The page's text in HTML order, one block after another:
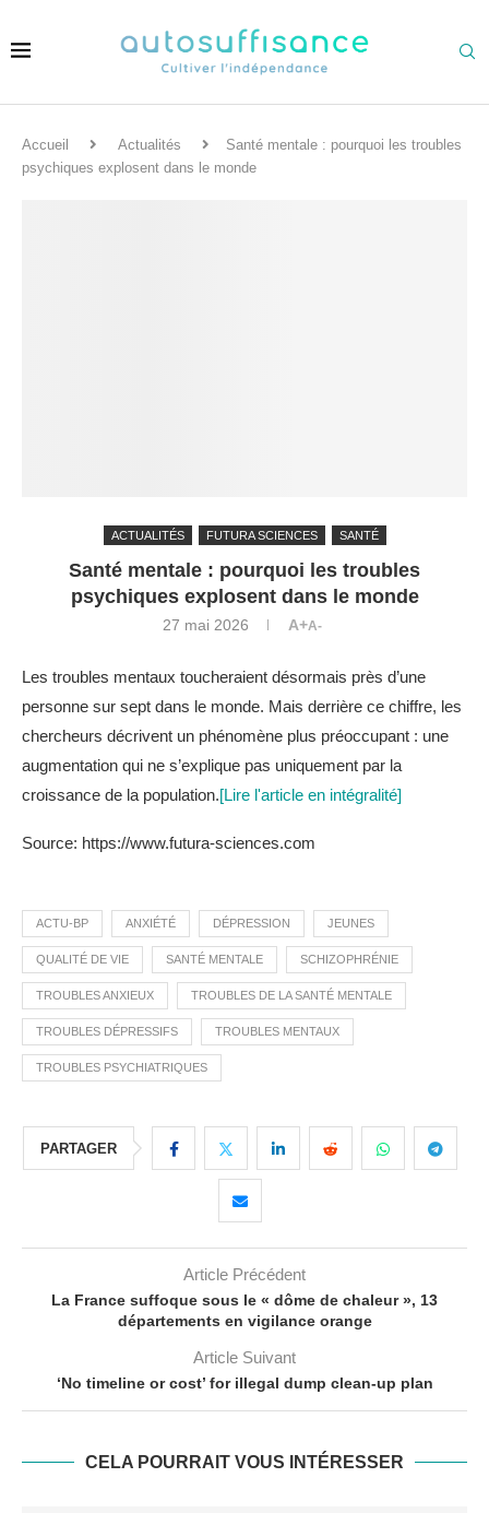
Accueil Actualités
Santé mentale : pourquoi les troubles
psychiques explosent dans le monde
ACTUALITÉS FUTURA SCIENCES SANTÉ
Santé mentale : pourquoi les troubles
psychiques explosent dans le monde
27 mai 2026 A+A-
Les troubles mentaux toucheraient désormais près d’une
personne sur sept dans le monde. Mais derrière ce chiffre, les
chercheurs décrivent un phénomène plus préoccupant : une
augmentation qui ne s’explique pas uniquement par la
croissance de la population.[Lire l'article en intégralité]
Source: https://www.futura-sciences.com
ACTU-BP ANXIÉTÉ DÉPRESSION JEUNES
QUALITÉ DE VIE SANTÉ MENTALE SCHIZOPHRÉNIE
TROUBLES ANXIEUX TROUBLES DE LA SANTÉ MENTALE
TROUBLES DÉPRESSIFS TROUBLES MENTAUX
TROUBLES PSYCHIATRIQUES
PARTAGER
Article Précédent
La France suffoque sous le « dôme de chaleur », 13
départements en vigilance orange
Article Suivant
‘No timeline or cost’ for illegal dump clean-up plan
CELA POURRAIT VOUS INTÉRESSER